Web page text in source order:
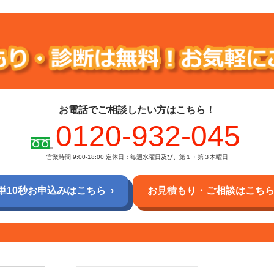
お電話でご相談したい方はこちら！
0120-932-045
営業時間 9:00-18:00 定休日：毎週水曜日及び、第１・第３木曜日
10秒お申込みはこちら お見積もり・ご相談はこちら